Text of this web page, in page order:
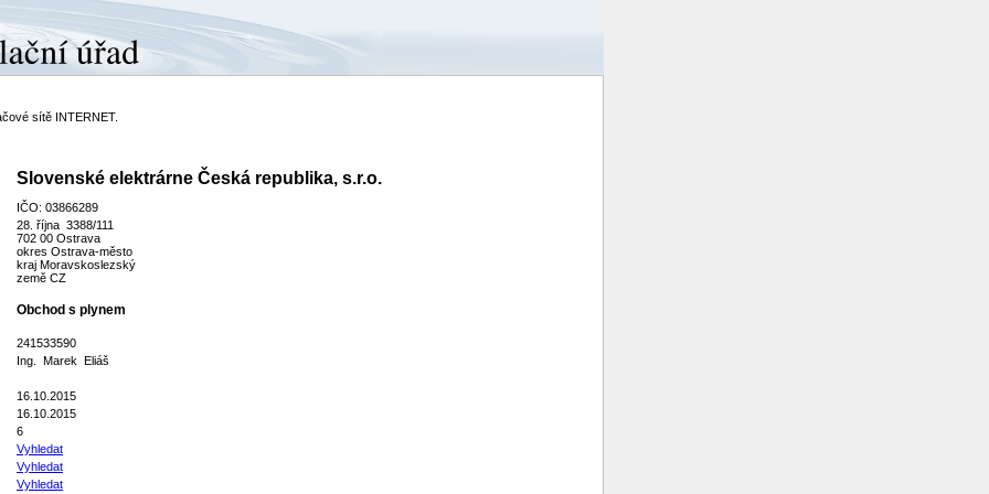
sítě INTERNET.
Slovenské elektrárne Česká republika, s.r.o.
IČO: 03866289
28. října 3388/111
702 00 Ostrava
okres Ostrava-město
kraj Moravskoslezský
země CZ
Obchod s plynem
241533590
Ing. Marek Eliáš
16.10.2015
16.10.2015
6
Vyhledat
Vyhledat
Vyhledat